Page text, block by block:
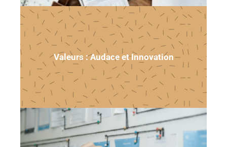
Valeurs : Audace et Innovation